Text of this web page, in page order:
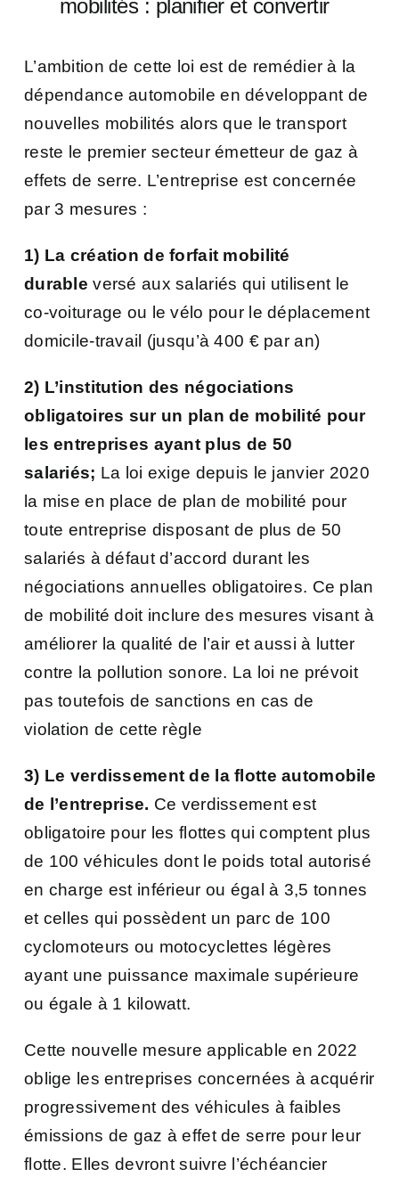
mobilités : planifier et convertir
L’ambition de cette loi est de remédier à la
dépendance automobile en développant de
nouvelles mobilités alors que le transport
reste le premier secteur émetteur de gaz à
effets de serre. L’entreprise est concernée
par 3 mesures :
1) La création de forfait mobilité
durableversé aux salariés qui utilisent le
co-voiturage ou le vélo pour le déplacement
domicile-travail (jusqu’à 400 € par an)
2) L’institution des négociations
obligatoires sur un plan de mobilité pour
les entreprises ayant plus de 50
salariés; La loi exige depuis le janvier 2020
la mise en place de plan de mobilité pour
toute entreprise disposant de plus de 50
salariés à défaut d’accord durant les
négociations annuelles obligatoires. Ce plan
de mobilité doit inclure des mesures visant à
améliorer la qualité de l’air et aussi à lutter
contre la pollution sonore. La loi ne prévoit
pas toutefois de sanctions en cas de
violation de cette règle
3) Le verdissement de la flotte automobile
de l’entreprise. Ce verdissement est
obligatoire pour les flottesqui comptent plus
de 100 véhicules dont le poids total autorisé
en charge est inférieur ou égal à 3,5 tonnes
et celles qui possèdent un parc de 100
cyclomoteurs ou motocyclettes légères
ayant une puissance maximale supérieure
ou égale à 1 kilowatt.
Cette nouvelle mesure applicable en 2022
oblige les entreprises concernées à acquérir
progressivement des véhicules à faibles
émissions de gaz à effet de serre pour leur
flotte. Elles devront suivre l’échéancier